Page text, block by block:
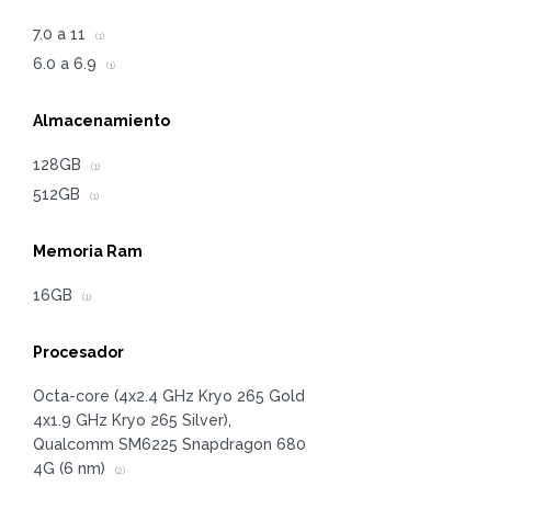
7.0 a 11 (1)
6.0 a 6.9 (1)
Almacenamiento
128GB (1)
512GB (1)
Memoria Ram
16GB (1)
Procesador
Octa-core (4x2.4 GHz Kryo 265 Gold
4x1.9 GHz Kryo 265 Silver),
Qualcomm SM6225 Snapdragon 680
4G (6 nm)
(2)